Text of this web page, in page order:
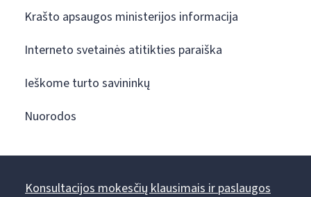
Krašto apsaugos ministerijos informacija
Interneto svetainės atitikties paraiška
Ieškome turto savininkų
Nuorodos
Konsultacijos mokesčių klausimais ir paslaugos